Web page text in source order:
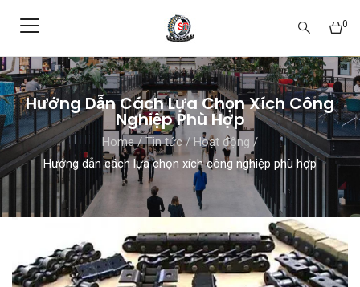
0
Hướng Dẫn Cách Lựa Chọn Xích Công
Nghiệp Phù Hợp
Home/ Tin tức/ Hoạt động /
Hướng dẫn cách lựa chọn xích công nghiệp phù hợp